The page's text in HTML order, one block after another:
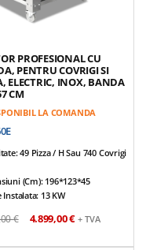
PROFESIONAL CU
PENTRU COVRIGI SI
ELECTRIC, INOX, BANDA
CM
LA COMANDA
49 Pizza / H Sau 740 Covrigi
(cm): 196*123*45
Instalata: 13 KW
Covrigi: 75-80 Gr
€ 4.899,00 € + TVA